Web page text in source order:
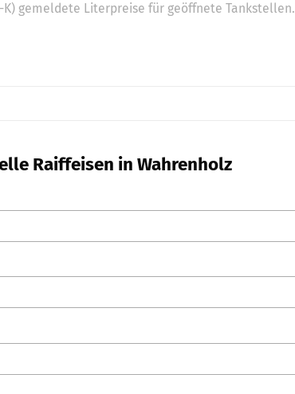
gemeldete Literpreise für geöffnete Tankstellen.
Raiffeisen in Wahrenholz